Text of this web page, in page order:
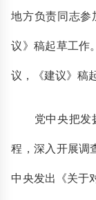
地方负责同志参
议》稿起草工作
议，《建议》稿
党中央把发扬
程，深入开展调
中央发出《关于